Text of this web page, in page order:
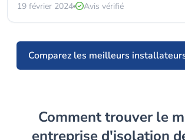
19 février 2024 Avis vérifié
Comparez les meilleurs
Comment trouver le meilleur
entreprise d'isolation